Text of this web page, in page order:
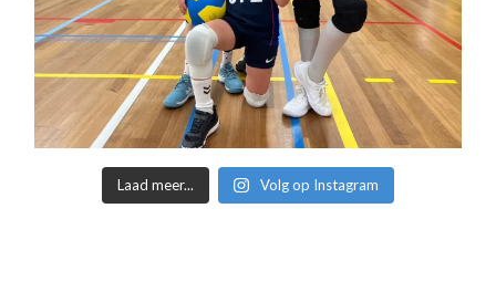
Laad meer... Volg op Instagram